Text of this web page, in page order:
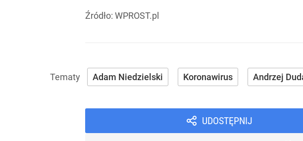
Źródło: WPROST.pl
Adam Niedzielski Koronawirus Andrzej
UDOSTĘPNIJ